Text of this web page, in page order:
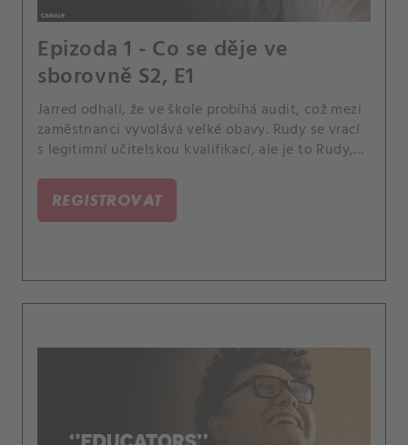
Epizoda 1 - Co se děje ve
sborovně S2, E1
Jarred odhalí, že ve škole probíhá audit, což mezi
zaměstnanci vyvolává velké obavy. Rudy se vrací
s legitimní učitelskou kvalifikací, ale je to Rudy,
jednoho ze svých studentů - laskavostí.
REGISTROVAT